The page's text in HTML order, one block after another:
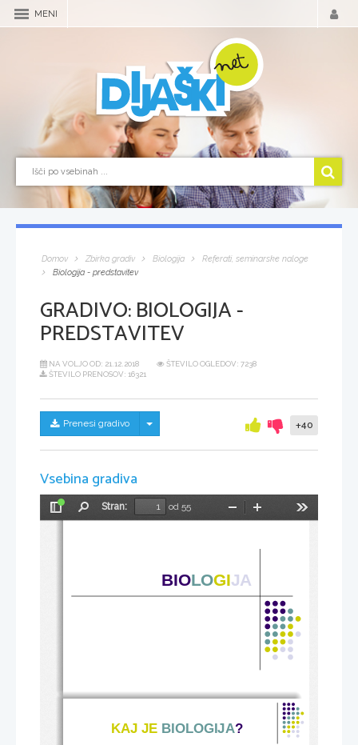
MENI
Domov Zbirka gradiv Biologija
Referati, seminarske naloge
Biologija - predstavitev
GRADIVO:BIOLOGIJA -
PREDSTAVITEV
NA VOLJO OD: 21.12.2018
ŠTEVILO OGLEDOV: 7238
ŠTEVILO PRENOSOV: 16321
Prenesi gradivo Skrij/prikaži meni +40
Vsebina gradiva
Preklopi
Stran:
od 55
Pomanjšaj
BIOLOGIJA
KAJ JE BIOLOGIJA?